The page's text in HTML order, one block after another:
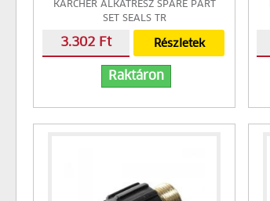
KÄRCHER ALKATRÉSZ SPARE PART
SET SEALS TR
3.302 Ft Részletek
Raktáron